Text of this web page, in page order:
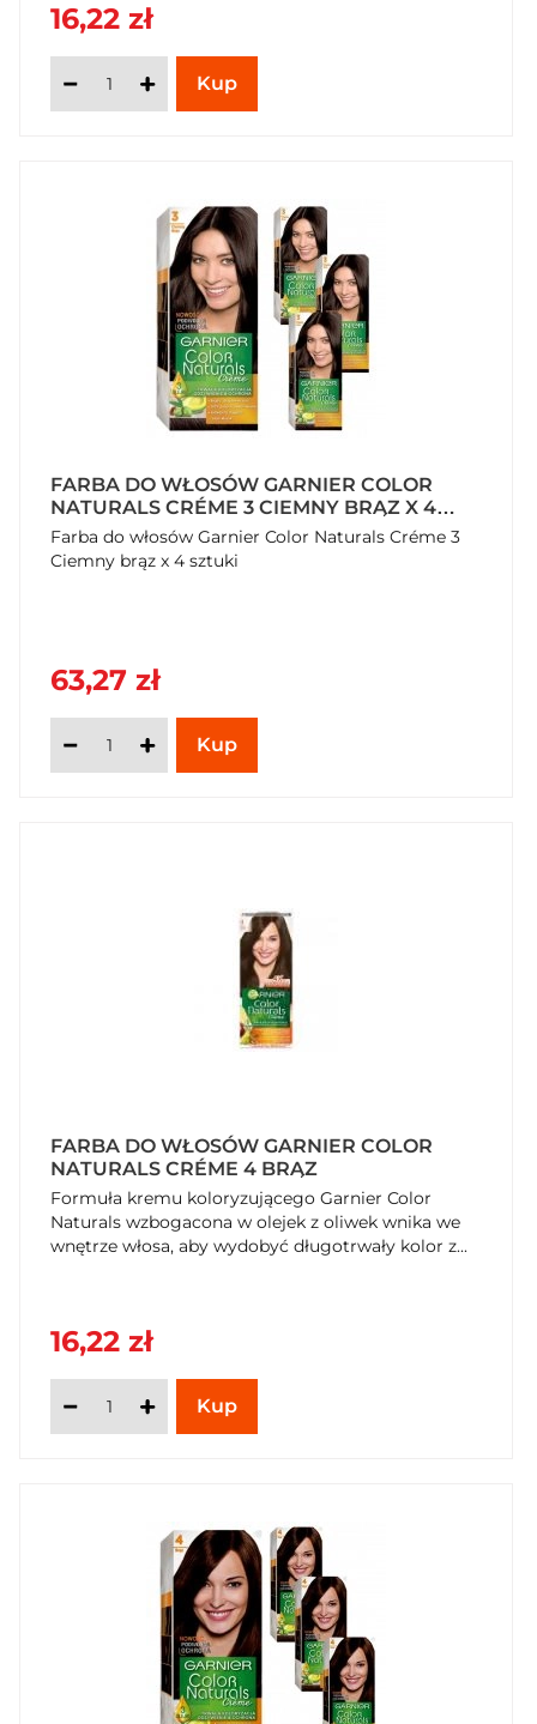
16,22 zł
FARBA DO WŁOSÓW GARNIER COLOR
NATURALS CRÉME 3 CIEMNY BRĄZ X 4
SZTUKI
Farba do włosów Garnier Color Naturals Créme 3
Ciemny brąz x 4 sztuki
63,27 zł
FARBA DO WŁOSÓW GARNIER COLOR
NATURALS CRÉME 4 BRĄZ
Formuła kremu koloryzującego Garnier Color
Naturals wzbogacona w olejek z oliwek wnika we
wnętrze włosa, aby wydobyć długotrwały kolor z...
16,22 zł